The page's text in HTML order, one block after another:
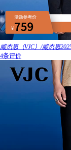
威杰思（VJC）/威杰思
4条评价